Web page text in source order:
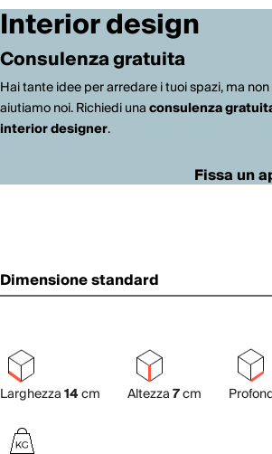
Interior design
Consulenza gratuita
Hai tante idee per arredare i tuoi spazi, ma
aiutiamo noi. Richiedi unaconsulenza
interior designer.
Fissa un
Dimensione standard
Larghezza14cm Altezza7cm